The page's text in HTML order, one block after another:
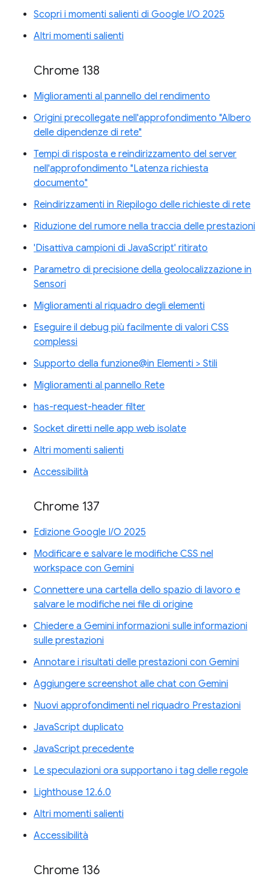
Scopri i momenti salienti di Google I/O 2025
Altri momenti salienti
Chrome 138
Miglioramenti al pannello del rendimento
Origini precollegate nell'approfondimento "Albero
delle dipendenze di rete"
Tempi di risposta e reindirizzamento del server
nell'approfondimento "Latenza richiesta
documento"
Reindirizzamenti in Riepilogo delle richieste di rete
Riduzione del rumore nella traccia delle prestazioni
'Disattiva campioni di JavaScript' ritirato
Parametro di precisione della geolocalizzazione in
Sensori
Miglioramenti al riquadro degli elementi
Eseguire il debug più facilmente di valori CSS
complessi
Supporto della funzione@in Elementi > Stili
Miglioramenti al pannello Rete
has-request-header filter
Socket diretti nelle app web isolate
Altri momenti salienti
Accessibilità
Chrome 137
Edizione Google I/O 2025
Modificare e salvare le modifiche CSS nel
workspace con Gemini
Connettere una cartella dello spazio di lavoro e
salvare le modifiche nei file di origine
Chiedere a Gemini informazioni sulle informazioni
sulle prestazioni
Annotare i risultati delle prestazioni con Gemini
Aggiungere screenshot alle chat con Gemini
Nuovi approfondimenti nel riquadro Prestazioni
JavaScript duplicato
JavaScript precedente
Le speculazioni ora supportano i tag delle regole
Lighthouse 12.6.0
Altri momenti salienti
Accessibilità
Chrome 136